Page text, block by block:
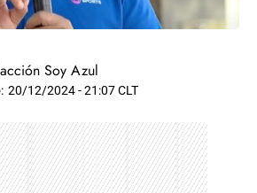
Soy Azul
20/12/2024 - 21:07 CLT